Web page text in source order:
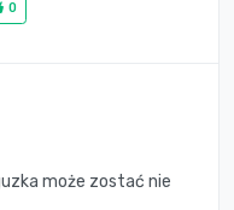
0
może zostać nie